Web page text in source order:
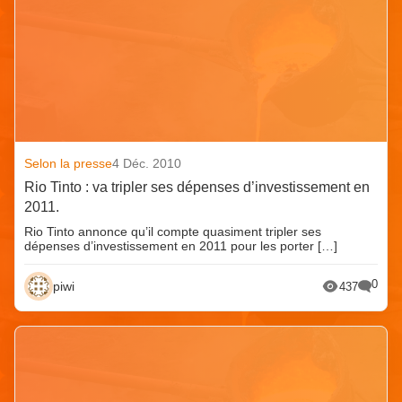
Selon la presse4 Déc. 2010
Rio Tinto : va tripler ses dépenses d’investissement en
2011.
Rio Tinto annonce qu’il compte quasiment tripler ses
dépenses d’investissement en 2011 pour les porter […]
piwi 437 0